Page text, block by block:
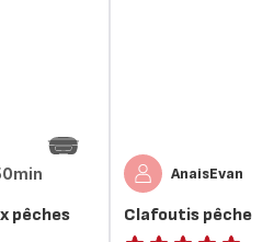
pêches
AnaisEvan
Clafoutis pêche